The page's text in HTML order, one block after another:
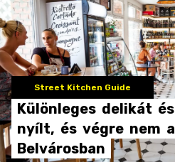
Street Kitchen Guide
Különleges delikát és
nyílt, és végre nem a
Belvárosban